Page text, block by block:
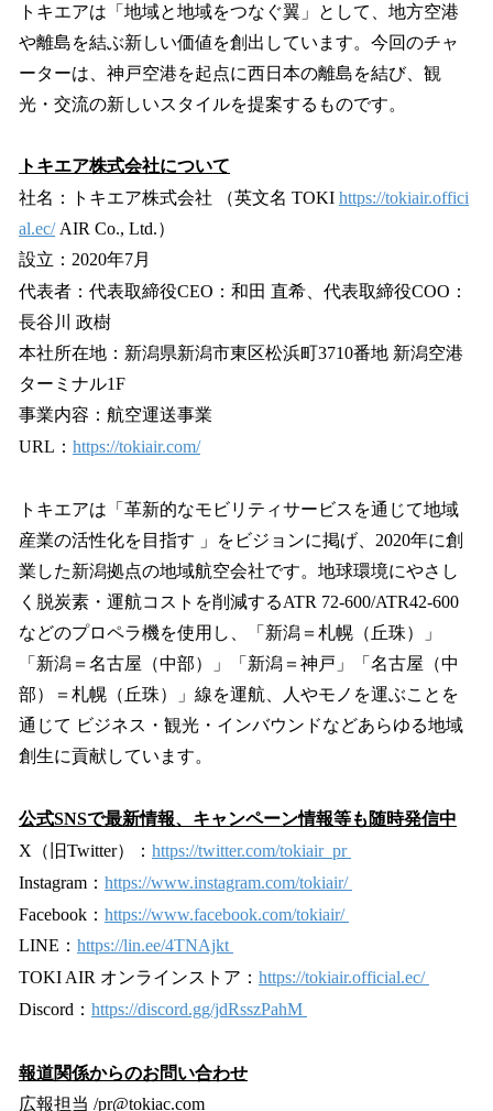
トキエアは「地域と地域をつなぐ翼」として、地方空港
や離島を結ぶ新しい価値を創出しています。今回のチャ
ーターは、神戸空港を起点に西日本の離島を結び、観
光・交流の新しいスタイルを提案するものです。
トキエア株式会社について
社名：トキエア株式会社 （英文名 TOKI https://tokiair.offici
al.ec/AIR Co., Ltd.）
設立：2020年7月
代表者：代表取締役CEO：和田 直希、代表取締役COO：
長谷川 政樹
本社所在地：新潟県新潟市東区松浜町3710番地 新潟空港
ターミナル1F
事業内容：航空運送事業
URL： https://tokiair.com/
トキエアは「革新的なモビリティサービスを通じて地域
産業の活性化を目指す 」をビジョンに掲げ、2020年に創
業した新潟拠点の地域航空会社です。地球環境にやさし
く脱炭素・運航コストを削減するATR 72-600/ATR42-600
などのプロペラ機を使用し、「新潟＝札幌（丘珠）」
「新潟＝名古屋（中部）」「新潟＝神戸」「名古屋（中
部）＝札幌（丘珠）」線を運航、人やモノを運ぶことを
通じて ビジネス・観光・インバウンドなどあらゆる地域
創生に貢献しています。
公式SNSで最新情報、キャンペーン情報等も随時発信中
X（旧Twitter）： https://twitter.com/tokiair_pr
Instagram： https://www.instagram.com/tokiair/
Facebook： https://www.facebook.com/tokiair/
LINE： https://lin.ee/4TNAjkt
TOKI AIR オンラインストア： https://tokiair.official.ec/
Discord： https://discord.gg/jdRsszPahM
報道関係からのお問い合わせ
広報担当 /pr@tokiac.com